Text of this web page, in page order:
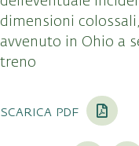
dimensioni
avvenuto in Ohio a
treno
scarica pdf